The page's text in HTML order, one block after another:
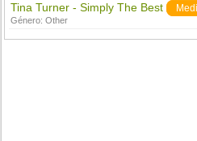
Tina Turner - Simply The Best
Género:Other